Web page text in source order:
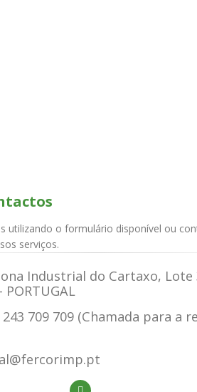
utilizando o formulário disponível ou
serviços.
Industrial do Cartaxo, Lote
PORTUGAL
243 709 709 (Chamada para a